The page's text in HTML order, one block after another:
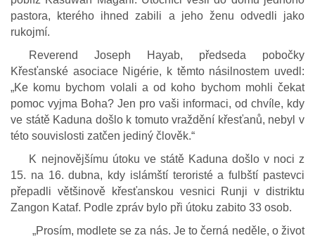
pastora, kterého ihned zabili a jeho ženu odvedli jako
rukojmí.
Reverend Joseph Hayab, předseda pobočky
Křesťanské asociace Nigérie, k těmto násilnostem uvedl:
„Ke komu bychom volali a od koho bychom mohli čekat
pomoc vyjma Boha? Jen pro vaši informaci, od chvíle, kdy
ve státě Kaduna došlo k tomuto vraždění křesťanů, nebyl v
této souvislosti zatčen jediný člověk.“
K nejnovějšímu útoku ve státě Kaduna došlo v noci z
15. na 16. dubna, kdy islámští teroristé a fulbští pastevci
přepadli většinově křesťanskou vesnici Runji v distriktu
Zangon Kataf. Podle zpráv bylo při útoku zabito 33 osob.
„Prosím, modlete se za nás. Je to černá neděle, o život